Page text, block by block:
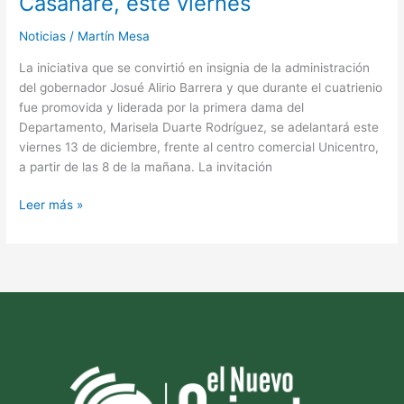
Noticias / Martín Mesa
La iniciativa que se convirtió en insignia de la administración
del gobernador Josué Alirio Barrera y que durante el cuatrienio
fue promovida y liderada por la primera dama del
Departamento, Marisela Duarte Rodríguez, se adelantará este
viernes 13 de diciembre, frente al centro comercial Unicentro,
a partir de las 8 de la mañana. La invitación
Leer más »